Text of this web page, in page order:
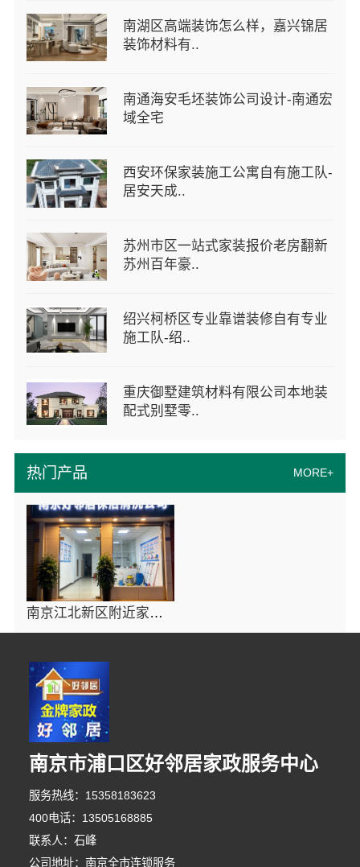
热门产品 MORE+
南京江北新区附近家政保洁服务 擦玻璃 洗地毯 开荒保洁 快速上门号码
南湖区高端装饰怎么样，嘉兴锦居
装饰材料有..
南通海安毛坯装饰公司设计-南通宏
域全宅
西安环保家装施工公寓自有施工队-
居安天成..
苏州市区一站式家装报价老房翻新
苏州百年豪..
绍兴柯桥区专业靠谱装修自有专业
施工队-绍..
重庆御墅建筑材料有限公司本地装
配式别墅零..
南京市浦口区好邻居家政服务中心
服务热线：15358183623
400电话：13505168885
联系人：石峰
公司地址：南京全市连锁服务